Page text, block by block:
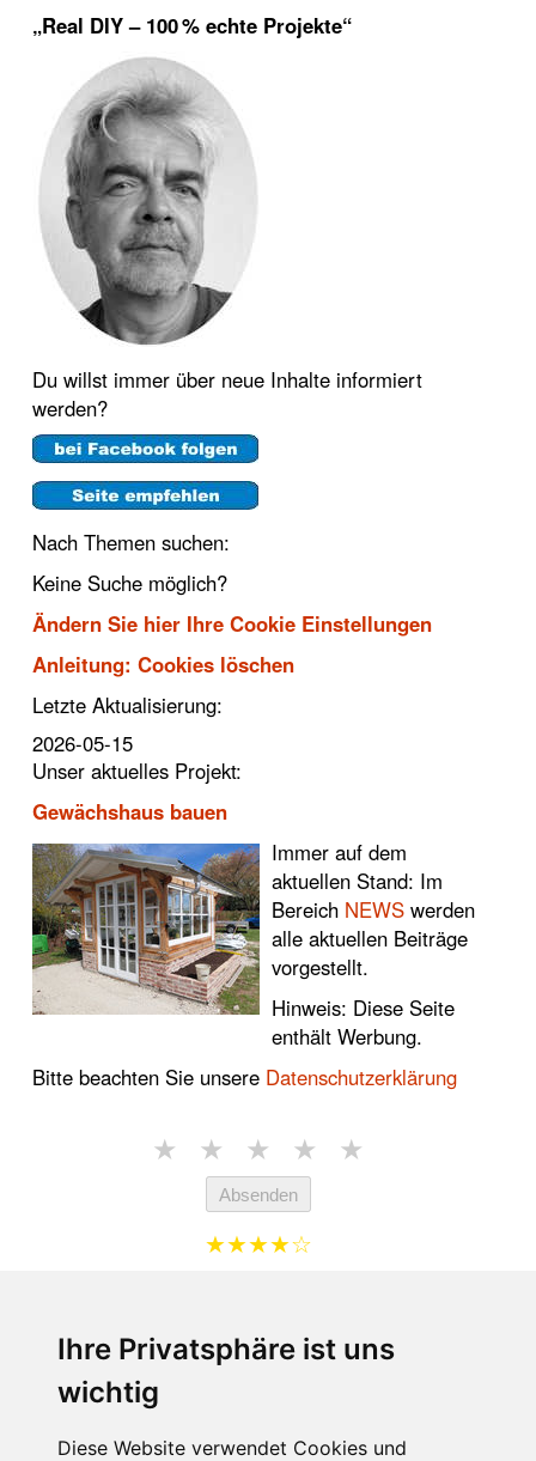
Ihre Privatsphäre ist uns
wichtig
Diese Website verwendet Cookies und
„Real DIY – 100 % echte Projekte“
Du willst immer über neue Inhalte informiert
werden?
Nach Themen suchen:
Keine Suche möglich?
Ändern Sie hier Ihre Cookie Einstellungen
Anleitung: Cookies löschen
Letzte Aktualisierung:
2026-05-15
Unser aktuelles Projekt:
Gewächshaus bauen
Immer auf dem
aktuellen Stand: Im
Bereich NEWS werden
alle aktuellen Beiträge
vorgestellt.
Hinweis: Diese Seite
enthält Werbung.
Bitte beachten Sie unsere Datenschutzerklärung
★ ★ ★ ★ ★
Absenden
★★★★☆
Auf dieser Seite finden Sie externe Links die im
Rahmen einer Marketingkooperation zu Webseiten
unserer Partner führen.